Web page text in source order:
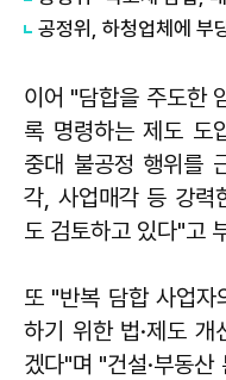
이어 "담합을 주도한
록 명령하는 제도 도
중대 불공정 행위를
각, 사업매각 등 강력
도 검토하고 있다"고
또 "반복 담합 사업자
하기 위한 법·제도
겠다"며 "건설·부동